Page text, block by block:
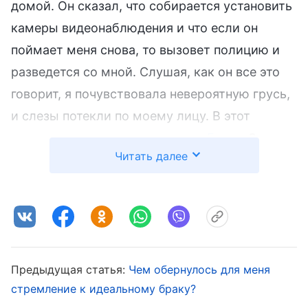
домой. Он сказал, что собирается установить
камеры видеонаблюдения и что если он
поймает меня снова, то вызовет полицию и
разведется со мной. Слушая, как он все это
говорит, я почувствовала невероятную грусь,
и слезы потекли по моему лицу. В этот
всем происходящим стоит пари, которое
требуется оставаться твердыми в своем
свидетельстве о Боге»
(Слово, том I. Божье
явление и работа. Только любовь к Богу есть
подлинная вера в Бога). Сатана действовал
через моего мужа, чтобы заставить меня
Читать далее
Предыдущая статья: Чем обернулось для меня
стремление к идеальному браку?